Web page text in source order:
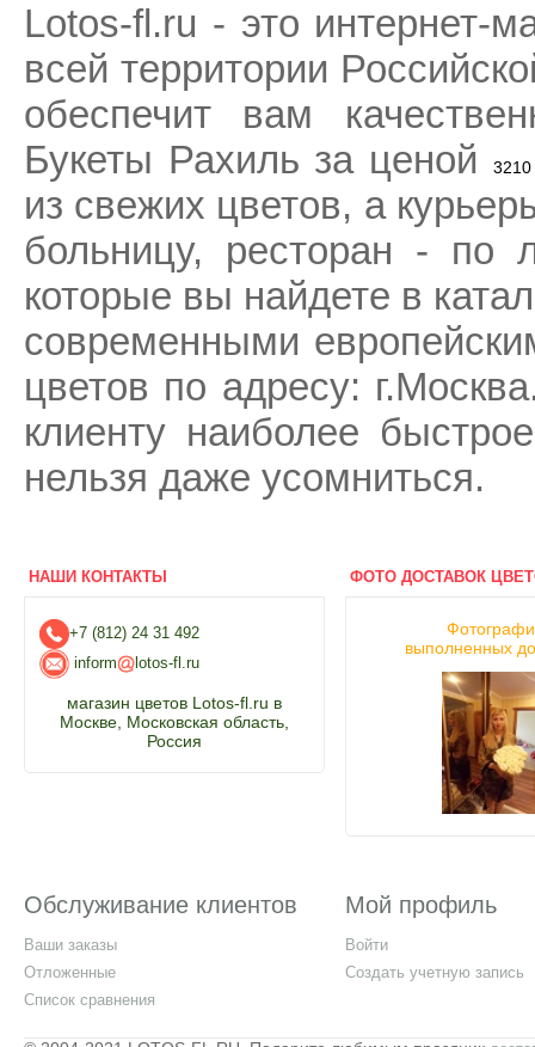
Lotos-fl.ru - это интернет-
всей территории
обеспечит вам
Букеты Рахиль за ценой
3210
из свежих цветов, а
больницу, ресторан - по
которые вы найдете в
современными
цветов по адресу:
клиенту наиболее
нельзя даже усомниться.
НАШИ КОНТАКТЫ
+7 (812) 24 31 492
inform
lotos-fl.ru
магазин цветов Lotos-fl.ru в
Москве, Московская область,
Россия
ФОТО ДОСТАВОК
выполненных
Обслуживание клиентов
Ваши заказы
Отложенные
Список сравнения
Мой профиль
Войти
Создать учетную запись